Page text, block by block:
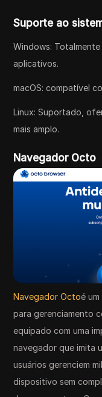
Suporte ao
Windows:
aplicativos.
macOS: compatível
Linux: Suportado,
mais amplo.
Navegador Octo
Navegador Octoé
para gerenciamento
equipado com uma
navegador que imita
usuários gerenciem
dispositivo sem